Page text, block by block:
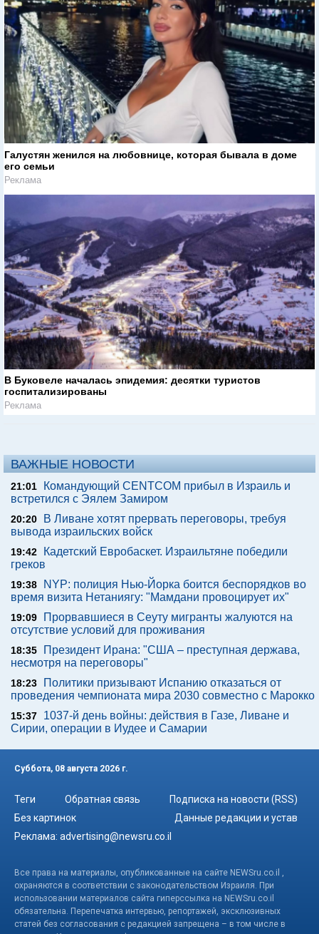
Галустян женился на любовнице, которая бывала в доме
его семьи
Реклама
В Буковеле началась эпидемия: десятки туристов
госпитализированы
Реклама
ВАЖНЫЕ НОВОСТИ
21:01
Командующий CENTCOM прибыл в Израиль и
встретился с Эялем Замиром
20:20
В Ливане хотят прервать переговоры, требуя
вывода израильских войск
19:42
Кадетский Евробаскет. Израильтяне победили
греков
19:38
NYP: полиция Нью-Йорка боится беспорядков во
время визита Нетаниягу: "Мамдани провоцирует их"
19:09
Прорвавшиеся в Сеуту мигранты жалуются на
отсутствие условий для проживания
18:35
Президент Ирана: "США – преступная держава,
несмотря на переговоры"
18:23
Политики призывают Испанию отказаться от
проведения чемпионата мира 2030 совместно с Марокко
15:37
1037-й день войны: действия в Газе, Ливане и
Сирии, операции в Иудее и Самарии
Суббота, 08 августа 2026 г.
Теги Обратная связь
Подписка на новости (RSS)
Без картинок
Данные редакции и устав
Реклама: advertising@newsru.co.il
Все права на материалы, опубликованные на сайте NEWSru.co.il ,
охраняются в соответствии с законодательством Израиля. При
использовании материалов сайта гиперссылка на NEWSru.co.il
обязательна. Перепечатка интервью, репортажей, эксклюзивных
статей без согласования с редакцией запрещена – в том числе в